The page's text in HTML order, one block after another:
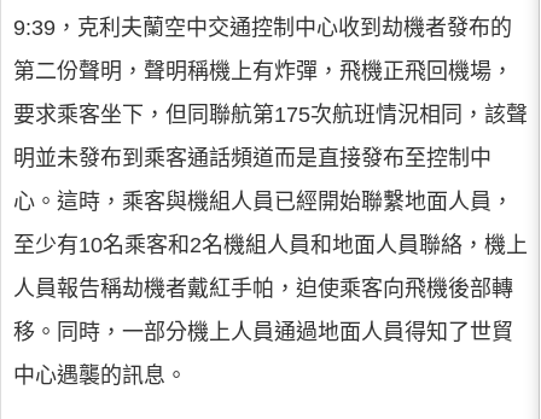
9:39，克利夫蘭空中交通控制中心收到劫機者發布的
第二份聲明，聲明稱機上有炸彈，飛機正飛回機場，
要求乘客坐下，但同聯航第175次航班情況相同，該聲
明並未發布到乘客通話頻道而是直接發布至控制中
心。這時，乘客與機組人員已經開始聯繫地面人員，
至少有10名乘客和2名機組人員和地面人員聯絡，機上
人員報告稱劫機者戴紅手帕，迫使乘客向飛機後部轉
移。同時，一部分機上人員通過地面人員得知了世貿
中心遇襲的訊息。